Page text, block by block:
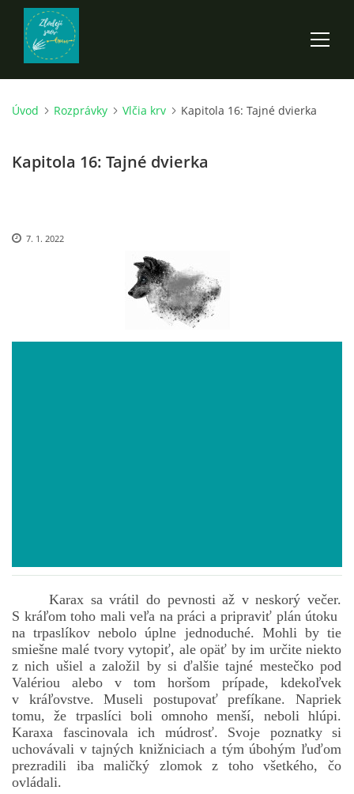
ÚVOD
ROZPRÁVKY
EGYRON: SIEDMY DEŇ - 3. DIEL
VÍLA NA BRONZOVEJ ULICI
VLČÍ MOR
bludicka.cirezlo@gmail.com
Úvod Rozprávky Vlčia krv Kapitola 16: Tajné dvierka
Kapitola 16: Tajné dvierka
7. 1. 2022
Karax sa vrátil do pevnosti až v neskorý večer.
S kráľom toho mali veľa na práci a pripraviť plán útoku
na trpaslíkov nebolo úplne jednoduché. Mohli by tie
smiešne malé tvory vytopiť, ale opäť by im určite niekto
z nich ušiel a založil by si ďalšie tajné mestečko pod
Valériou alebo v tom horšom prípade, kdekoľvek
v kráľovstve. Museli postupovať prefíkane. Napriek
tomu, že trpaslíci boli omnoho menší, neboli hlúpi.
Karaxa fascinovala ich múdrosť. Svoje poznatky si
uchovávali v tajných knižniciach a tým úbohým ľuďom
prezradili iba maličký zlomok z toho všetkého, čo
ovládali.